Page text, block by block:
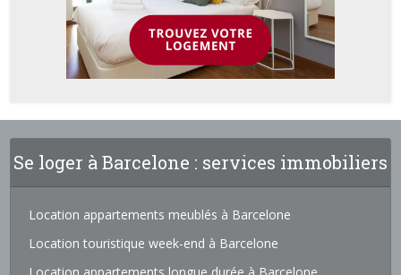
Se loger à Barcelone : services immobiliers
Location appartements meublés à Barcelone
Location touristique week-end à Barcelone
Location appartements longue durée à Barcelone